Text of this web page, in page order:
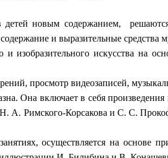
детей новым содержанием,
и выразительные средства
искусства на
просмотр видеозаписей,
Она включает в себя
Римского-Корсакова и С. С.
осуществляется на основе